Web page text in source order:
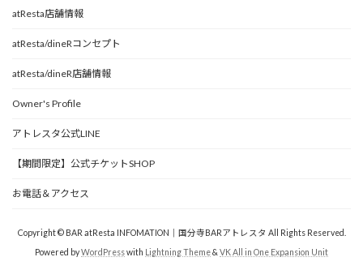
atResta店舗情報
atResta/dineRコンセプト
atResta/dineR店舗情報
Owner's Profile
アトレスタ公式LINE
【期間限定】公式チケットSHOP
お電話＆アクセス
Copyright © BAR atResta INFOMATION｜国分寺BARアトレスタ All Rights Reserved.
Powered byWordPresswith Lightning Theme& VK All in One Expansion Unit